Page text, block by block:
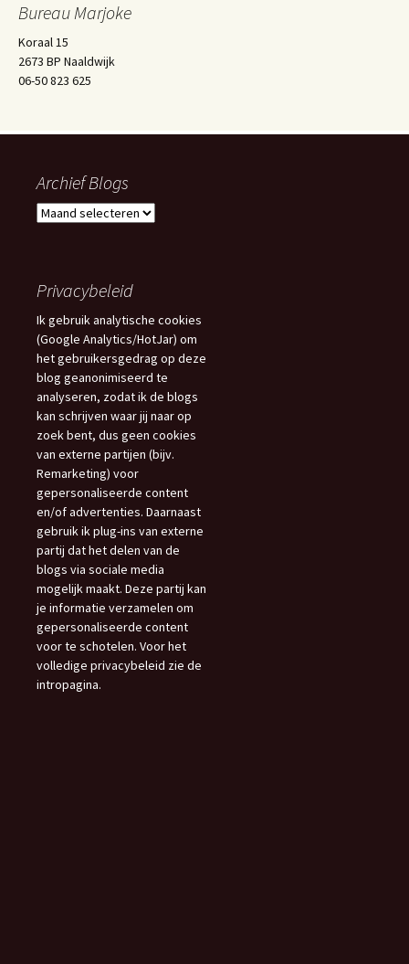
Bureau Marjoke
Koraal 15
2673 BP Naaldwijk
06-50 823 625
Archief Blogs
Archief
Privacybeleid
Ik gebruik analytische cookies
(Google Analytics/HotJar) om
het gebruikersgedrag op deze
blog geanonimiseerd te
analyseren, zodat ik de blogs
kan schrijven waar jij naar op
zoek bent, dus geen cookies
van externe partijen (bijv.
Remarketing) voor
gepersonaliseerde content
en/of advertenties. Daarnaast
gebruik ik plug-ins van externe
partij dat het delen van de
blogs via sociale media
mogelijk maakt. Deze partij kan
je informatie verzamelen om
gepersonaliseerde content
voor te schotelen. Voor het
volledige privacybeleid zie de
intropagina.